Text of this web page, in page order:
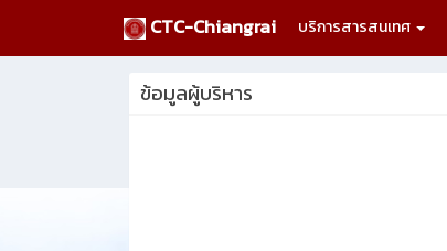
CTC-Chiangrai บริการสารสนเทศ
ข้อมูลผู้บริหาร